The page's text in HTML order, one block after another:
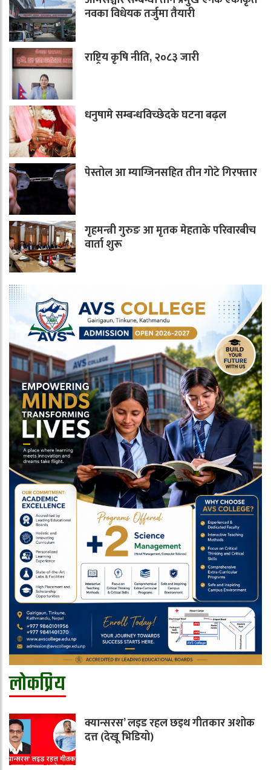
नवका विधेयक तर्जुमा तैयारी
राष्ट्रिय कृषि नीति, २०८३ जारी
धनुषामे सम्बन्धविच्छेदके घटना बढ़ल
पेस्तोल आ म्याग्जिनसहित तीन गोटे गिरफ्तार
गृहमन्त्री गुरुङ आ मृतक मेहताके परिवारबीच
वार्ता शुरू
लोकप्रिय
क्यान्सरस’ लइड रहल छइथ गीतकार अशोक
दत्त (देखू भिडियो)